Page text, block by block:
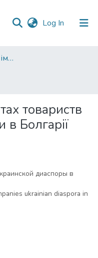
Log In (current)
Наукові видання ОНУ імені І. І. Мечникова
товариств
в Болгарії
диаспоры в
ukrainian diaspora in